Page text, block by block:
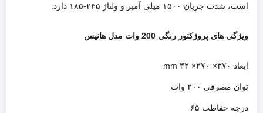
است، شدت جریان ۱۵۰۰ میلی آمپر و ولتاژ ۲۴۵-۱۸۵ دارد.
ویژگی های پروژکتور رنگی 200 وات مدل هانیس
ابعاد ۳۷۰× ۲۷۰× ۳۲ mm
توان مصرفی ۲۰۰ وات
درجه حفاظت ۶۵